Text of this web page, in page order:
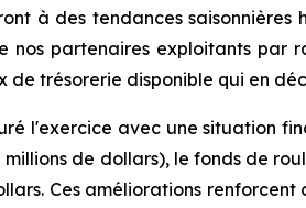
à des tendances
nos partenaires exploitants
de trésorerie disponible qui en
l'exercice avec une situation
millions de dollars), le fonds de
Ces améliorations